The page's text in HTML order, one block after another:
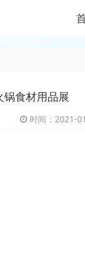
食材用品展
时间：2021-